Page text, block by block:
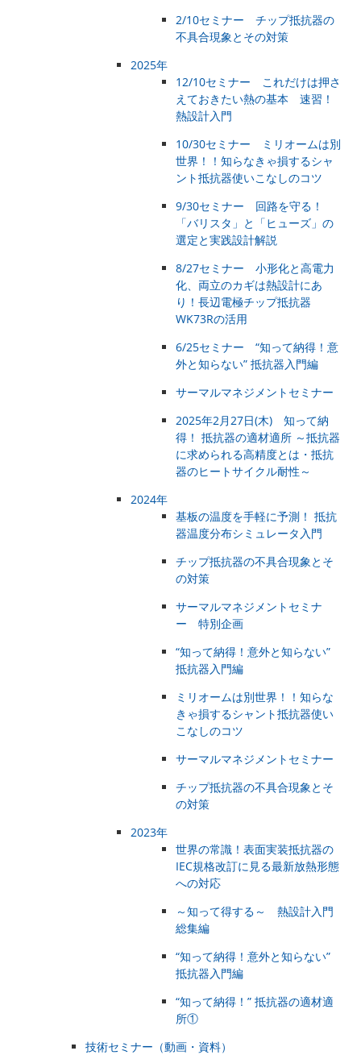
2/10セミナー チップ抵抗器の
不具合現象とその対策
2025年
12/10セミナー これだけは押さ
えておきたい熱の基本 速習！
熱設計入門
10/30セミナー ミリオームは別
世界！！知らなきゃ損するシャ
ント抵抗器使いこなしのコツ
9/30セミナー 回路を守る！
「バリスタ」と「ヒューズ」の
選定と実践設計解説
8/27セミナー 小形化と高電力
化、両立のカギは熱設計にあ
り！長辺電極チップ抵抗器
WK73Rの活用
6/25セミナー “知って納得！意
外と知らない” 抵抗器入門編
サーマルマネジメントセミナー
2025年2月27日(木) 知って納
得！ 抵抗器の適材適所 ～抵抗器
に求められる高精度とは・抵抗
器のヒートサイクル耐性～
2024年
基板の温度を手軽に予測！ 抵抗
器温度分布シミュレータ入門
チップ抵抗器の不具合現象とそ
の対策
サーマルマネジメントセミナ
ー 特別企画
“知って納得！意外と知らない”
抵抗器入門編
ミリオームは別世界！！知らな
きゃ損するシャント抵抗器使い
こなしのコツ
サーマルマネジメントセミナー
チップ抵抗器の不具合現象とそ
の対策
2023年
世界の常識！表面実装抵抗器の
IEC規格改訂に見る最新放熱形態
への対応
～知って得する～ 熱設計入門
総集編
“知って納得！意外と知らない”
抵抗器入門編
“知って納得！” 抵抗器の適材適
所①
技術セミナー（動画・資料）